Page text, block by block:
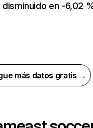
en -6,02
más datos gratis →